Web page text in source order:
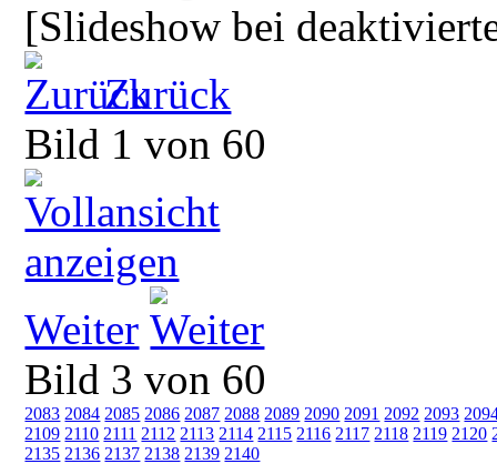
[Slideshow bei
Zurück
Bild 1 von 60
Weiter
Bild 3 von 60
2083 2084 2085 2086 2087 2088 2089 2090 2091 2092 2093
2109 2110 2111 2112 2113 2114 2115 2116 2117 2118 2119 2120
2135 2136 2137 2138 2139 2140